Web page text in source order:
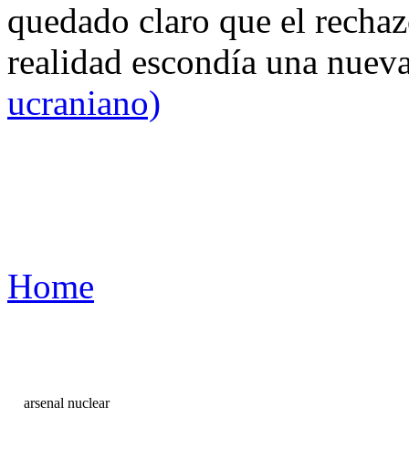
quedado claro que el
realidad escondía una
ucraniano)
Home
arsenal nuclear